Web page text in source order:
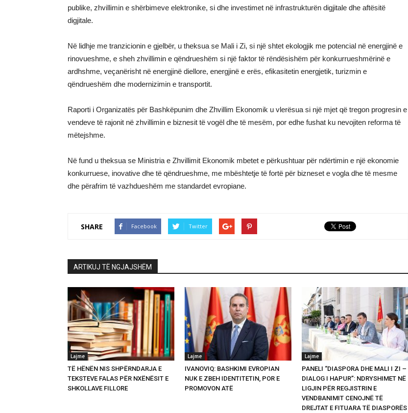
publike, zhvillimin e shërbimeve elektronike, si dhe investimet në infrastrukturën digjitale dhe aftësitë
digjitale.
Në lidhje me tranzicionin e gjelbër, u theksua se Mali i Zi, si një shtet ekologjik me potencial në energjinë e
rinovueshme, e sheh zhvillimin e qëndrueshëm si një faktor të rëndësishëm për konkurrueshmërinë e
ardhshme, veçanërisht në energjinë diellore, energjinë e erës, efikasitetin energjetik, turizmin e
qëndrueshëm dhe modernizimin e transportit.
Raporti i Organizatës për Bashkëpunim dhe Zhvillim Ekonomik u vlerësua si një mjet që tregon progresin e
vendeve të rajonit në zhvillimin e biznesit të vogël dhe të mesëm, por edhe fushat ku nevojiten reforma të
mëtejshme.
Në fund u theksua se Ministria e Zhvillimit Ekonomik mbetet e përkushtuar për ndërtimin e një ekonomie
konkurruese, inovative dhe të qëndrueshme, me mbështetje të fortë për bizneset e vogla dhe të mesme
dhe përafrim të vazhdueshëm me standardet evropiane.
SHARE Facebook Twitter
ARTIKUJ TË NGJAJSHËM
Lajme
TË HËNËN NIS SHPËRNDARJA E
TEKSTEVE FALAS PËR NXËNËSIT E
SHKOLLAVE FILLORE
Lajme
IVANOVIQ: BASHKIMI EVROPIAN
NUK E ZBEH IDENTITETIN, POR E
PROMOVON ATË
Lajme
PANELI “DIASPORA DHE MALI I ZI –
DIALOG I HAPUR”: NDRYSHIMET NË
LIGJIN PËR REGJISTRIN E
VENDBANIMIT CENOJNË TË
DREJTAT E FITUARA TË DIASPORËS